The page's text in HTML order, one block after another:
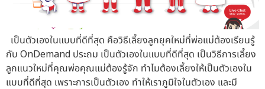
เป็นตัวเองในแบบที่ดีที่สุด คือวิธีเลี้ยงลูกยุคใหม่ที่พ่อแม่ต้องเรียนรู้
กับ OnDemand ประถม เป็นตัวเองในแบบที่ดีที่สุด เป็นวิธีการเลี้ยง
ลูกแนวใหม่ที่คุณพ่อคุณแม่ต้องรู้จัก ทำไมต้องเลี้ยงให้เป็นตัวเองใน
แบบที่ดีที่สุด เพราะการเป็นตัวเอง ทำให้เราภูมิใจในตัวเอง และมี